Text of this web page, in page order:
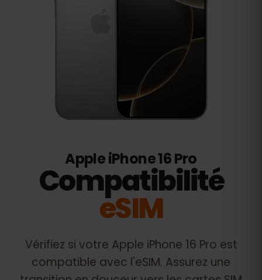
Apple iPhone 16 Pro
Compatibilité
eSIM
Vérifiez si votre Apple iPhone 16 Pro est
compatible avec l'eSIM. Assurez une